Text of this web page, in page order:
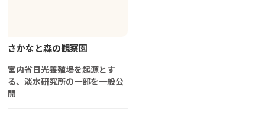
さかなと森の観察園
宮内省日光養殖場を起源とす
る、淡水研究所の一部を一般公
開